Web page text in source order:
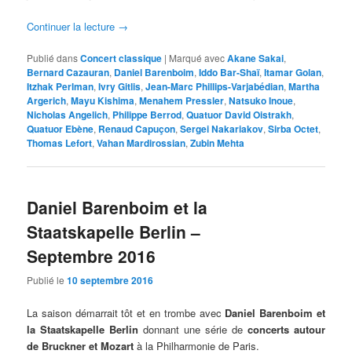
Continuer la lecture →
Publié dansConcert classique | Marqué avecAkane Sakai,
Bernard Cazauran, Daniel Barenboim,Iddo Bar-Shaï,Itamar Golan,
Itzhak Perlman,Ivry Gitlis,Jean-Marc Phillips-Varjabédian,Martha
Argerich,Mayu Kishima,Menahem Pressler,Natsuko Inoue,
Nicholas Angelich, Philippe Berrod,Quatuor David Oistrakh,
Quatuor Ebène, Renaud Capuçon,Sergei Nakariakov,Sirba Octet,
Thomas Lefort,Vahan Mardirossian,Zubin Mehta
Daniel Barenboim et la
Staatskapelle Berlin –
Septembre 2016
Publié le10 septembre 2016
La saison démarrait tôt et en trombe avec Daniel Barenboim et
la Staatskapelle Berlindonnant une série de concerts autour
de Bruckner et Mozart à la Philharmonie de Paris.